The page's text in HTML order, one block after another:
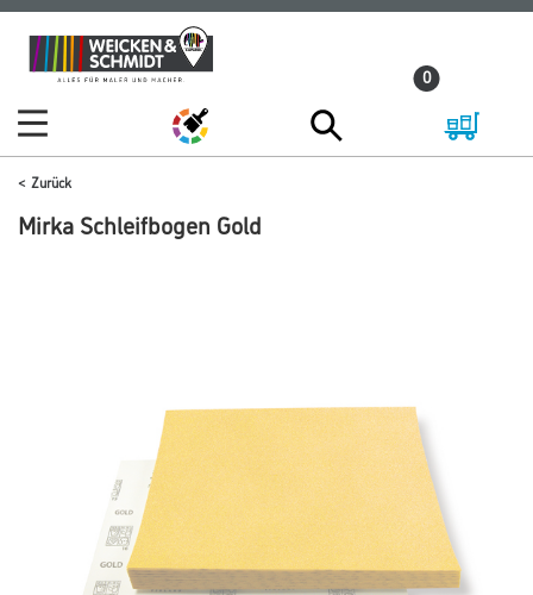
Zum
Inhalt
Zum
Navigationsmenü
0
Zurück
Mirka Schleifbogen Gold